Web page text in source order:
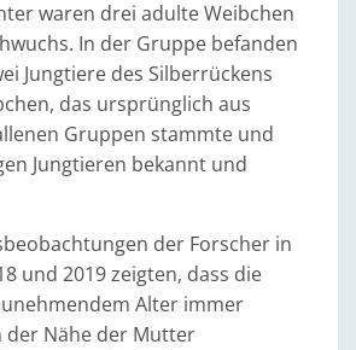
waren drei adulte Weibchen
In der Gruppe befanden
Jungtiere des Silberrückens
das ursprünglich aus
Gruppen stammte und
Jungtieren bekannt und
der Forscher in
und 2019 zeigten, dass die
Alter immer
der Nähe der Mutter